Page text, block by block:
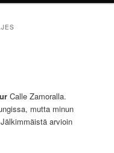
Calle Zamoralla.
mutta minun
arvioin